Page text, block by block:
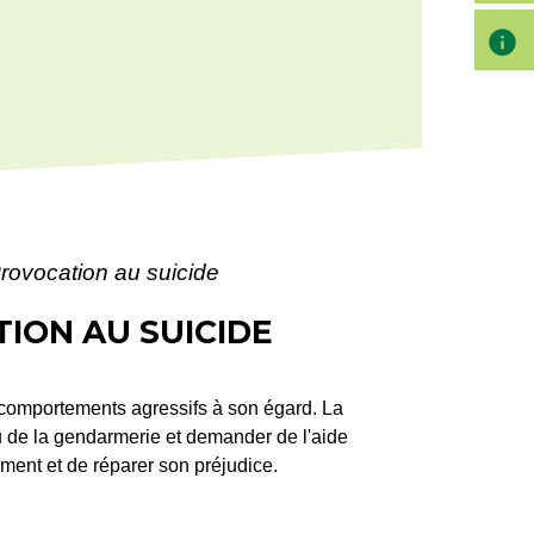
au suicide
AU SUICIDE
agressifs à son égard. La
la gendarmerie et demander de l'aide
et de réparer son préjudice.
info